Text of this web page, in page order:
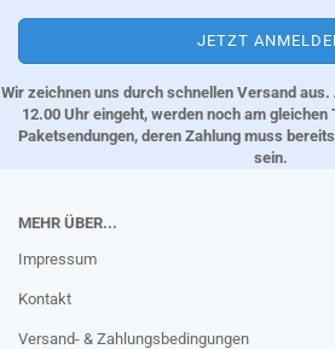
Wir zeichnen uns durch schnellen Versand
12.00 Uhr eingeht, werden noch am
Paketsendungen, deren Zahlung muss
sein.
MEHR ÜBER...
Impressum
Kontakt
Versand- & Zahlungsbedingungen